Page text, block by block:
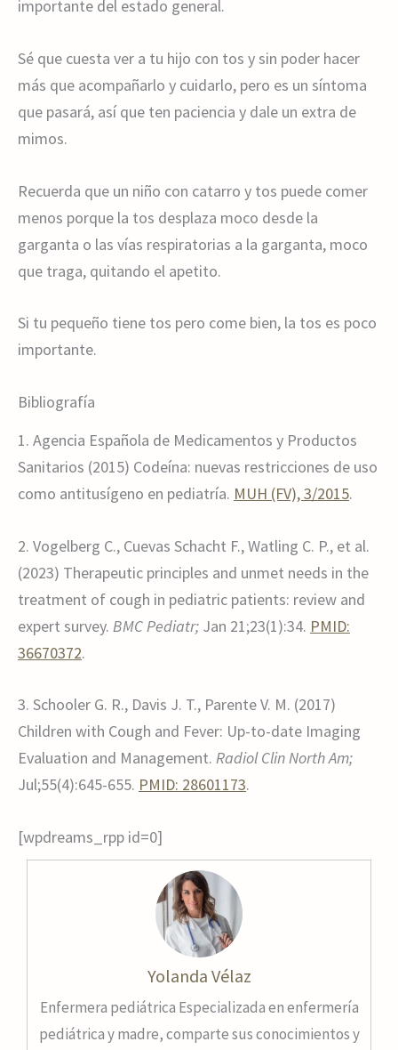
importante del estado general.
Sé que cuesta ver a tu hijo con tos y sin poder hacer
más que acompañarlo y cuidarlo, pero es un síntoma
que pasará, así que ten paciencia y dale un extra de
mimos.
Recuerda que un niño con catarro y tos puede comer
menos porque la tos desplaza moco desde la
garganta o las vías respiratorias a la garganta, moco
que traga, quitando el apetito.
Si tu pequeño tiene tos pero come bien, la tos es poco
importante.
Bibliografía
1. Agencia Española de Medicamentos y Productos
Sanitarios (2015) Codeína: nuevas restricciones de uso
como antitusígeno en pediatría. MUH (FV), 3/2015.
2. Vogelberg C., Cuevas Schacht F., Watling C. P., et al.
(2023) Therapeutic principles and unmet needs in the
treatment of cough in pediatric patients: review and
expert survey. BMC Pediatr; Jan 21;23(1):34. PMID:
36670372.
3. Schooler G. R., Davis J. T., Parente V. M. (2017)
Children with Cough and Fever: Up-to-date Imaging
Evaluation and Management. Radiol Clin North Am;
Jul;55(4):645-655. PMID: 28601173.
[wpdreams_rpp id=0]
Yolanda Vélaz
Enfermera pediátrica Especializada en enfermería
pediátrica y madre, comparte sus conocimientos y